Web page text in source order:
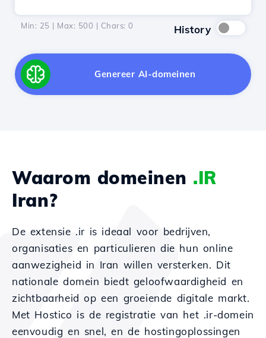
Min: 25 | Max: 500 | Chars: 0 History
Genereer AI-domeinen
Waarom domeinen .IR
Iran?
De extensie .ir is ideaal voor bedrijven,
organisaties en particulieren die hun online
aanwezigheid in Iran willen versterken. Dit
nationale domein biedt geloofwaardigheid en
zichtbaarheid op een groeiende digitale markt.
Met Hostico is de registratie van het .ir-domein
eenvoudig en snel, en de hostingoplossingen